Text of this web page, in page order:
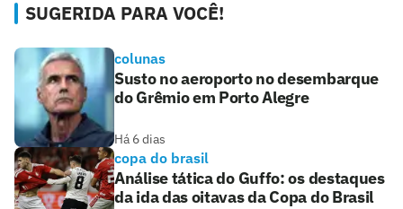
SUGERIDA PARA VOCÊ!
colunas
Susto no aeroporto no desembarque
do Grêmio em Porto Alegre
Há 6 dias
copa do brasil
Análise tática do Guffo: os destaques
da ida das oitavas da Copa do Brasil